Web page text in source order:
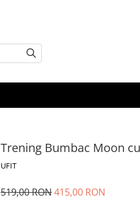
Trening Bumbac Moon
UFIT
519,00 RON415,00 RON